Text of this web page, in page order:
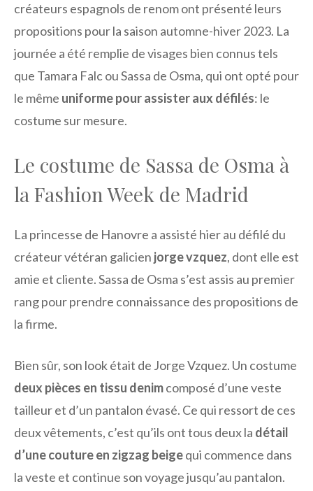
créateurs espagnols de renom ont présenté leurs
propositions pour la saison automne-hiver 2023. La
journée a été remplie de visages bien connus tels
que Tamara Falc ou Sassa de Osma, qui ont opté pour
le même uniforme pour assister aux défilés: le
costume sur mesure.
Le costume de Sassa de Osma à
la Fashion Week de Madrid
La princesse de Hanovre a assisté hier au défilé du
créateur vétéran galicien jorge vzquez, dont elle est
amie et cliente. Sassa de Osma s’est assis au premier
rang pour prendre connaissance des propositions de
la firme.
Bien sûr, son look était de Jorge Vzquez. Un costume
deux pièces en tissu denimcomposé d’une veste
tailleur et d’un pantalon évasé. Ce qui ressort de ces
deux vêtements, c’est qu’ils ont tous deux la détail
d’une couture en zigzag beigequi commence dans
la veste et continue son voyage jusqu’au pantalon.